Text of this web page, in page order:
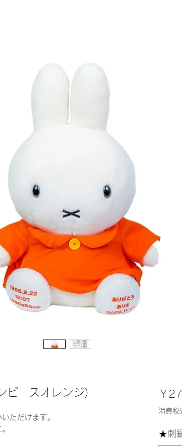
ピースオレンジ)
ただけます。
￥
消費税
★刺